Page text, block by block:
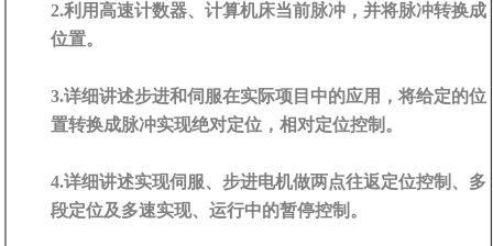
2.利用高速计数器、计算机床当前脉冲，并将脉冲转换成
位置。
3.详细讲述步进和伺服在实际项目中的应用，将给定的位
置转换成脉冲实现绝对定位，相对定位控制。
4.详细讲述实现伺服、步进电机做两点往返定位控制、多
段定位及多速实现、运行中的暂停控制。